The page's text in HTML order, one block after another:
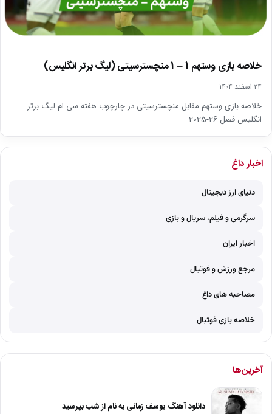
خلاصه بازی وستهم 1 – 1 منچسترسیتی (لیگ برتر انگلیس)
۲۴ اسفند ۱۴۰۴
خلاصه بازی وستهم مقابل منچسترسیتی در چارچوب هفته سی ام لیگ برتر
انگلیس فصل 26-2025
اخبار داغ
دنیای ارز دیجیتال
سرگرمی و فیلم، سریال و بازی
اخبار ایران
مرجع ورزش و فوتبال
مصاحبه های داغ
خلاصه بازی فوتبال
آخرین‌ها
دانلود آهنگ یوسف زمانی به نام از شب بپرسید